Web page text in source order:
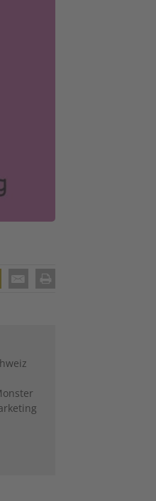
Email
Print